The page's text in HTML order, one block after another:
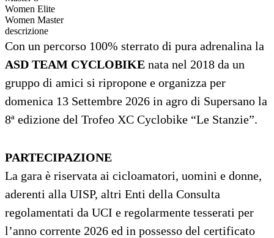
Women Elite
Women Master
descrizione
Con un percorso 100% sterrato di pura adrenalina la
ASD TEAM CYCLOBIKE nata nel 2018 da un
gruppo di amici si ripropone e organizza per
domenica 13 Settembre 2026 in agro di Supersano la
8ª edizione del Trofeo XC Cyclobike “Le Stanzie”.
PARTECIPAZIONE
La gara è riservata ai cicloamatori, uomini e donne,
aderenti alla UISP, altri Enti della Consulta
regolamentati da UCI e regolarmente tesserati per
l’anno corrente 2026 ed in possesso del certificato